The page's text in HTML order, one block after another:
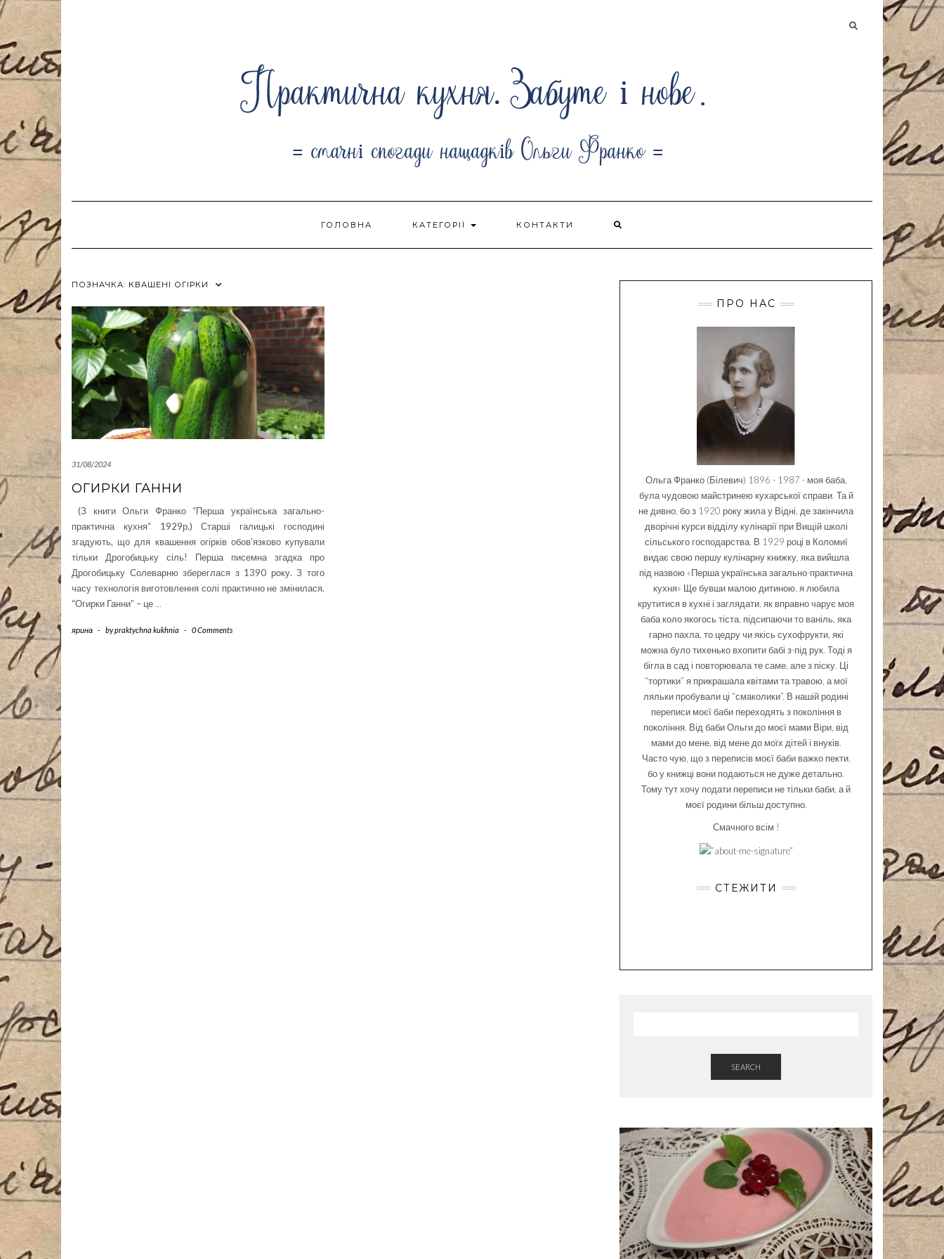
Skip
to
content
Searching
progress
ГОЛОВНА КАТЕГОРІЇ КОНТАКТИ
ПОЗНАЧКА: КВАШЕНІ ОГІРКИ
31/08/2024
ОГИРКИ ГАННИ
(З книги Ольги Франко “Перша українська загально-
практична кухня” 1929р.) Старші галицькі господині
згадують, що для квашення огірків обов’язково купували
тільки Дрогобицьку сіль! Перша писемна згадка про
Дрогобицьку Солеварню збереглася з 1390 року. З того
часу технологія виготовлення солі практично не змінилася.
“Огирки Ганни” – це…
ярина - bypraktychna kukhnia - 0 Comments
ПРО НАС
Ольга Франко (Білевич) 1896 - 1987 - моя баба,
була чудовою майстринею кухарської справи. Та й
не дивно, бо з 1920 року жила у Відні, де закінчила
дворічні курси відділу кулінарії при Вищій школі
сільського господарства. В 1929 році в Коломиї
видає свою першу кулінарну книжку, яка вийшла
під назвою «Перша українська загально-практична
кухня» Ще бувши малою дитиною, я любила
крутитися в кухні і заглядати, як вправно чарує моя
баба коло якогось тіста, підсипаючи то ваніль, яка
гарно пахла, то цедру чи якісь сухофрукти, які
можна було тихенько вхопити бабі з-під рук. Тоді я
бігла в сад і повторювала те саме, але з піску. Ці
“тортики” я прикрашала квітами та травою, а мої
ляльки пробували ці “смаколики”. В нашій родині
переписи моєї баби переходять з покоління в
покоління. Від баби Ольги до моєї мами Віри, від
мами до мене, від мене до моїх дітей і внуків.
Часто чую, що з переписів моєї баби важко пекти,
бо у книжці вони подаються не дуже детально.
Тому тут хочу подати переписи не тільки баби, а й
моєї родини більш доступно.
Смачного всім !
СТЕЖИТИ
SEARCH